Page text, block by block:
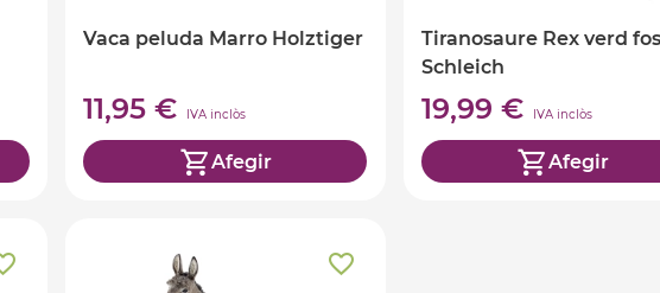
Vaca peluda Marro Holztiger
11,95 € IVA inclòs
Afegir
Tiranosaure Rex verd
Schleich
19,99 € IVA inclòs
Afegir